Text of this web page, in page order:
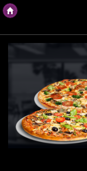
Copyright Des-click